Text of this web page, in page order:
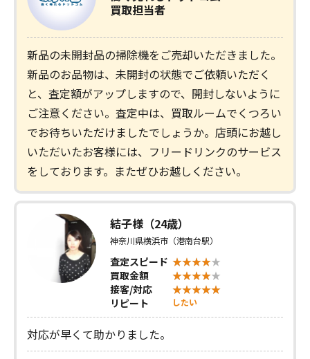
買取担当者
新品の未開封品の掃除機をご売却いただきました。
新品のお品物は、未開封の状態でご依頼いただく
と、査定額がアップしますので、開封しないように
ご注意ください。査定中は、買取ルームでくつろい
でお待ちいただけましたでしょうか。店頭にお越し
いただいたお客様には、フリードリンクのサービス
をしております。またぜひお越しください。
結子様（24歳）
神奈川県横浜市（港南台駅）
査定スピード
買取金額
接客/対応
リピート
したい
対応が早くて助かりました。